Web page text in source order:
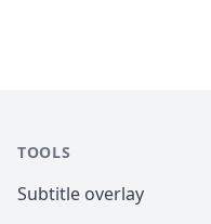
TOOLS
Subtitle overlay